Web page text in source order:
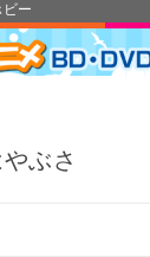
ビー
ぶさ